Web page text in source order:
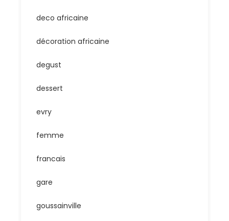
deco africaine
décoration africaine
degust
dessert
evry
femme
francais
gare
goussainville